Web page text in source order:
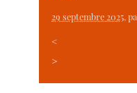
29 septembre 2025,
<
>